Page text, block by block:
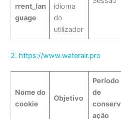
rrent_lan
guage
idioma
do
utilizador
2. https://www.waterair.pro
Nome do
cookie
Objetivo
Período
de
conserv
ação